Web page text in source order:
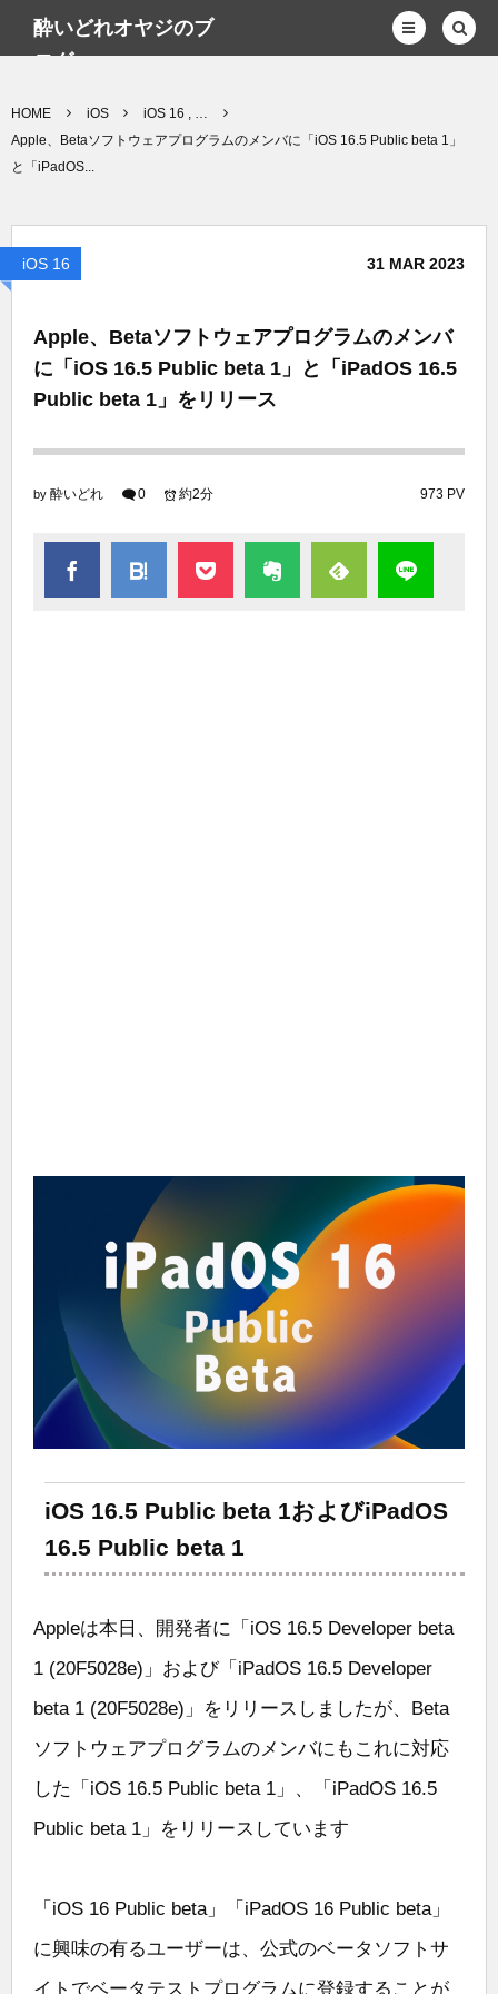
酔いどれオヤジのブ
ログwp
HOME iOS
iOS 16 , …
Apple、Betaソフトウェアプログラムのメンバに「iOS 16.5 Public beta 1」
と「iPadOS...
iOS 16 31 MAR 2023
Apple、Betaソフトウェアプログラムのメンバ
に「iOS 16.5 Public beta 1」と「iPadOS 16.5
Public beta 1」をリリース
by 酔いどれ 0 973 PV
約2分
iOS 16.5 Public beta 1およびiPadOS
16.5 Public beta 1
Appleは本日、開発者に「iOS 16.5 Developer beta
1 (20F5028e)」および「iPadOS 16.5 Developer
beta 1 (20F5028e)」をリリースしましたが、Beta
ソフトウェアプログラムのメンバにもこれに対応
した「iOS 16.5 Public beta 1」、「iPadOS 16.5
Public beta 1」をリリースしています
「iOS 16 Public beta」「iPadOS 16 Public beta」
に興味の有るユーザーは、公式のベータソフトサ
イトでベータテストプログラムに登録することが